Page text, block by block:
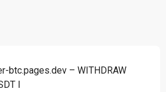
btc.pages.dev – WITHDRAW
l